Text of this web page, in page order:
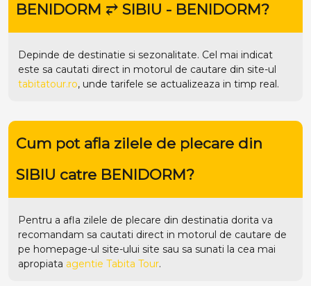
BENIDORM ⥂ SIBIU - BENIDORM?
Depinde de destinatie si sezonalitate. Cel mai indicat
este sa cautati direct in motorul de cautare din site-ul
tabitatour.ro, unde tarifele se actualizeaza in timp real.
Cum pot afla zilele de plecare din
SIBIU catre BENIDORM?
Pentru a afla zilele de plecare din destinatia dorita va
recomandam sa cautati direct in motorul de cautare de
pe homepage-ul site-ului site sau sa sunati la cea mai
apropiata agentie Tabita Tour.